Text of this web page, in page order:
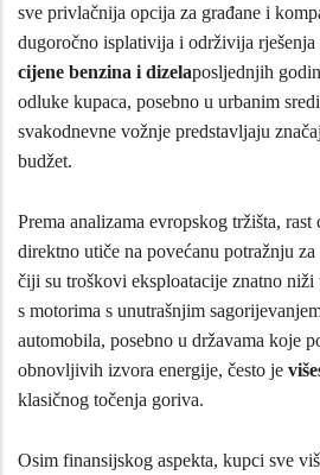
sve privlačnija opcija za građane i
dugoročno isplativija i održivija rješenja
cijene benzina i dizelaposljednjih
odluke kupaca, posebno u urbanim
svakodnevne vožnje predstavljaju
budžet.
Prema analizama evropskog tržišta,
direktno utiče na povećanu potražnju za
čiji su troškovi eksploatacije znatno niži
s motorima s unutrašnjim
automobila, posebno u državama koje
obnovljivih izvora energije, često je
klasičnog točenja goriva.
Osim finansijskog aspekta, kupci sve